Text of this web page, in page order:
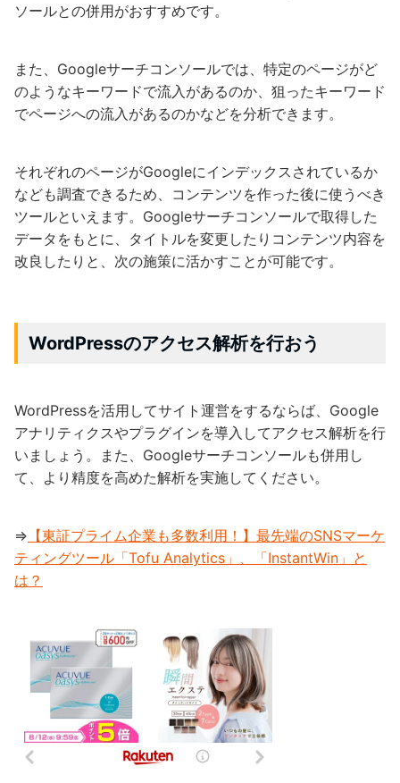
ソールとの併用がおすすめです。
また、Googleサーチコンソールでは、特定のページがど
のようなキーワードで流入があるのか、狙ったキーワード
でページへの流入があるのかなどを分析できます。
それぞれのページがGoogleにインデックスされているか
なども調査できるため、コンテンツを作った後に使うべき
ツールといえます。Googleサーチコンソールで取得した
データをもとに、タイトルを変更したりコンテンツ内容を
改良したりと、次の施策に活かすことが可能です。
WordPressのアクセス解析を行おう
WordPressを活用してサイト運営をするならば、Google
アナリティクスやプラグインを導入してアクセス解析を行
いましょう。また、Googleサーチコンソールも併用し
て、より精度を高めた解析を実施してください。
⇒ 【東証プライム企業も多数利用！】最先端のSNSマーケ
ティングツール「Tofu Analytics」、「InstantWin」と
は？